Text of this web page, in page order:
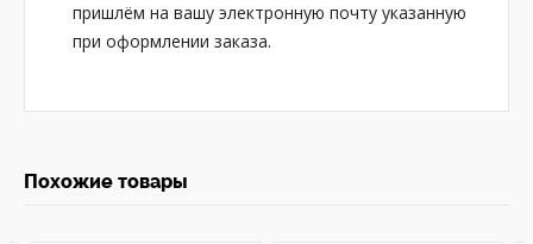
пришлём на вашу электронную почту указанную
при оформлении заказа.
Похожие товары